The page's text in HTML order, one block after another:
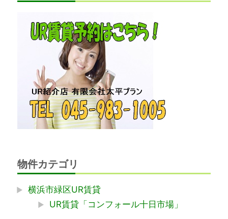
物件カテゴリ
横浜市緑区UR賃貸
UR賃貸「コンフォール十日市場」